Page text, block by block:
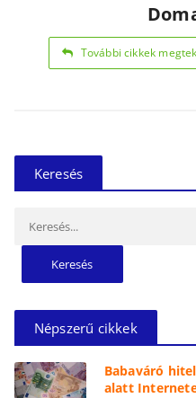
További cikkek
Keresés
Népszerű cikkek
Babaváró
alatt